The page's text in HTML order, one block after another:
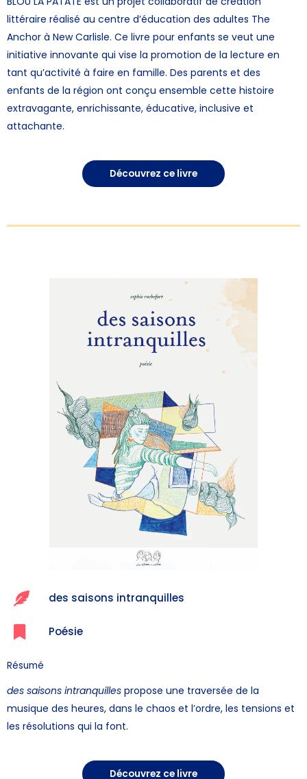
littéraire réalisé au centre d’éducation des adultes The
Anchor à New Carlisle. Ce livre pour enfants se veut une
initiative innovante qui vise la promotion de la lecture en
tant qu’activité à faire en famille. Des parents et des
enfants de la région ont conçu ensemble cette histoire
extravagante, enrichissante, éducative, inclusive et
attachante.
Découvrez ce livre
des saisons intranquilles
Poésie
Résumé
des saisons intranquilles propose une traversée de la
musique des heures, dans le chaos et l’ordre, les tensions et
les résolutions qui la font.
Découvrez ce livre